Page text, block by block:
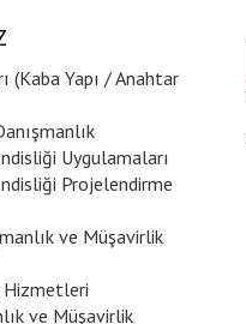
(Kaba Yapı / Anahtar
Uygulamaları
Projelendirme
ve Müşavirlik
Hizmetleri
ve Müşavirlik